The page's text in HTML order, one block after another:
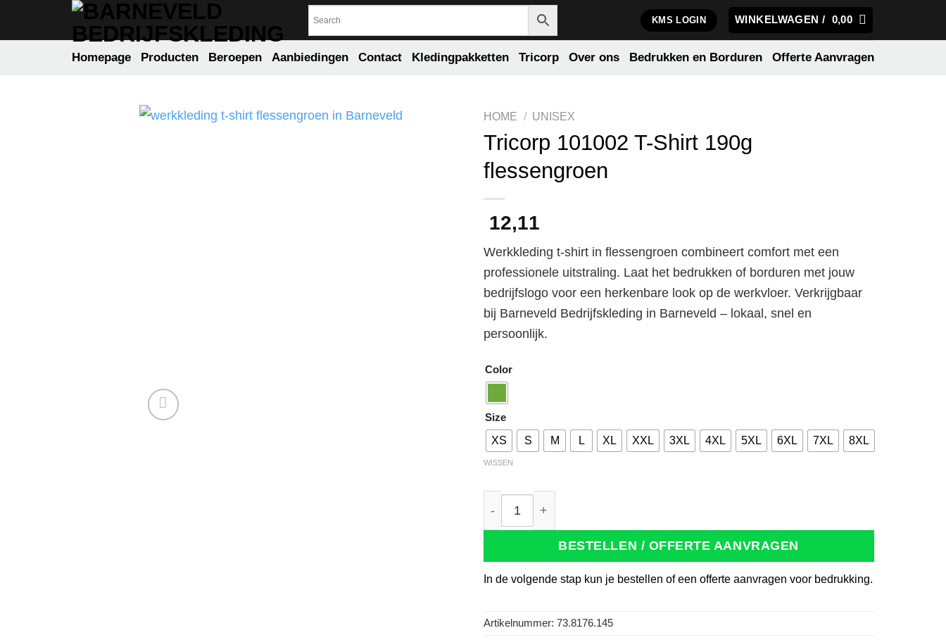
KMS LOGIN WINKELWAGEN / 0,00
Homepage Producten Beroepen Aanbiedingen Contact Kledingpakketten Tricorp Over ons Bedrukken en Borduren Offerte Aanvragen
HOME / UNISEX
Tricorp 101002 T-Shirt 190g
flessengroen
12,11
Werkkleding t-shirt in flessengroen combineert comfort met een
professionele uitstraling. Laat het bedrukken of borduren met jouw
bedrijfslogo voor een herkenbare look op de werkvloer. Verkrijgbaar
bij Barneveld Bedrijfskleding in Barneveld – lokaal, snel en
persoonlijk.
Color
Size
XS S M L XL XXL 3XL 4XL 5XL 6XL 7XL 8XL
WISSEN
Tricorp 101002 T-Shirt 190g flessengroen aantal
BESTELLEN / OFFERTE AANVRAGEN
In de volgende stap kun je bestellen of een offerte aanvragen voor bedrukking.
Artikelnummer: 73.8176.145